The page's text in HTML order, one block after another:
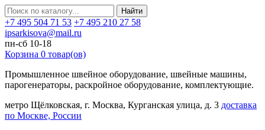
Найти
+7 495 504 71 53 +7 495 210 27 58
ipsarkisova@mail.ru
пн-сб 10-18
Корзина 0 товар(ов)
Промышленное швейное оборудование, швейные машины,
парогенераторы, раскройное оборудование, комплектующие.
метро Щёлковская, г. Москва, Курганская улица, д. 3 доставка
по Москве, России